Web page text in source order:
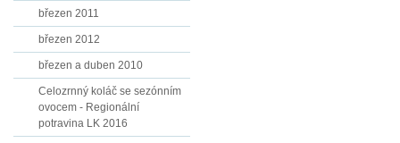
březen 2011
březen 2012
březen a duben 2010
Celozrnný koláč se sezónním
ovocem - Regionální
potravina LK 2016